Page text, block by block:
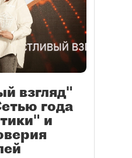
взгляд"
года
и